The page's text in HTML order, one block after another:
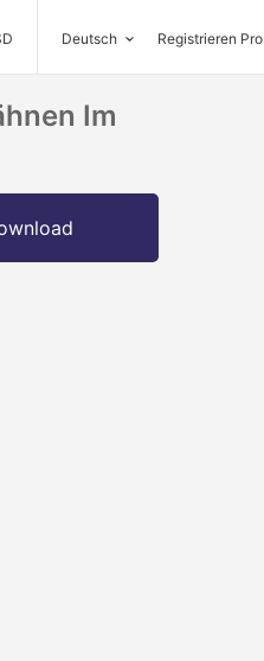
Deutsch Registrieren Pro
Im